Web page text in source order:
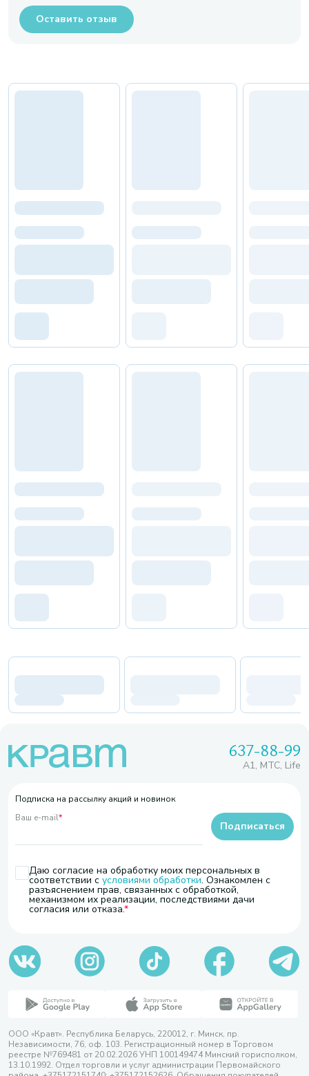
Оставить отзыв
637-88-99
A1, МТС, Life
Подписка на рассылку акций и новинок
Ваш e-mail*
Даю согласие на обработку моих персональных в
соответствии с условиями обработки. Ознакомлен с
разъяснением прав, связанных с обработкой,
механизмом их реализации, последствиями дачи
согласия или отказа.
Подписаться
ООО «Кравт». Республика Беларусь, 220012, г. Минск, пр.
Независимости, 76, оф. 103. Регистрационный номер в Торговом
реестре №769481 от 20.02.2026 УНП 100149474 Минский горисполком,
13.10.1992. Отдел торговли и услуг администрации Первомайского